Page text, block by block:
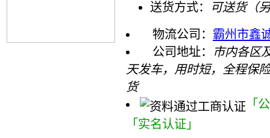
送货方式：
可送货（
物流公司： 霸州市鑫
公司地址：
市内各区
天发车，用时短，全程保
货
「
「实名认证」